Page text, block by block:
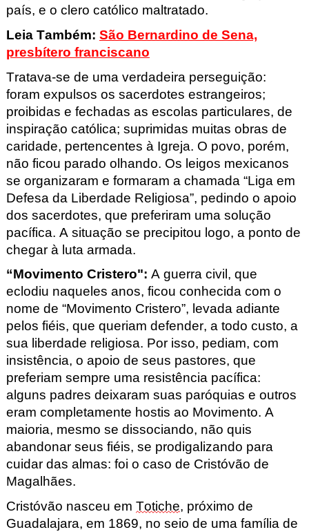
país, e o clero católico maltratado.
Leia Também: São Bernardino de Sena,
presbítero franciscano
Tratava-se de uma verdadeira perseguição:
foram expulsos os sacerdotes estrangeiros;
proibidas e fechadas as escolas particulares, de
inspiração católica; suprimidas muitas obras de
caridade, pertencentes à Igreja. O povo, porém,
não ficou parado olhando. Os leigos mexicanos
se organizaram e formaram a chamada “Liga em
Defesa da Liberdade Religiosa”, pedindo o apoio
dos sacerdotes, que preferiram uma solução
pacífica. A situação se precipitou logo, a ponto de
chegar à luta armada.
“Movimento Cristero": A guerra civil, que
eclodiu naqueles anos, ficou conhecida com o
nome de “Movimento Cristero”, levada adiante
pelos fiéis, que queriam defender, a todo custo, a
sua liberdade religiosa. Por isso, pediam, com
insistência, o apoio de seus pastores, que
preferiam sempre uma resistência pacífica:
alguns padres deixaram suas paróquias e outros
eram completamente hostis ao Movimento. A
maioria, mesmo se dissociando, não quis
abandonar seus fiéis, se prodigalizando para
cuidar das almas: foi o caso de Cristóvão de
Magalhães.
Cristóvão nasceu em Totiche, próximo de
Guadalajara, em 1869, no seio de uma família de